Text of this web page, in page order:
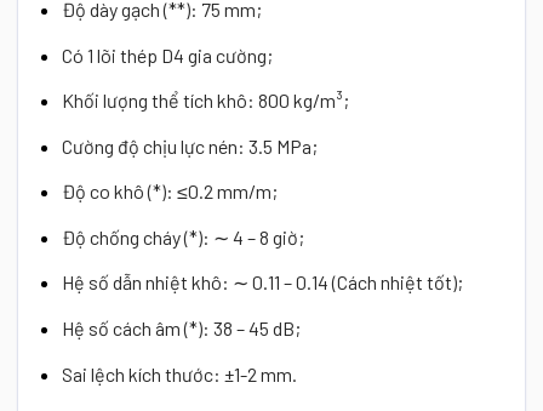
Độ dày gạch (**): 75 mm;
Có 1 lõi thép D4 gia cường;
Khối lượng thể tích khô: 800 kg/m³;
Cường độ chịu lực nén: 3.5 MPa;
Độ co khô (*): ≤0.2 mm/m;
Độ chống cháy (*): ∼ 4 – 8 giờ;
Hệ số dẫn nhiệt khô: ∼ 0.11 – 0.14 (Cách nhiệt tốt);
Hệ số cách âm (*): 38 – 45 dB;
Sai lệch kích thước: ±1-2 mm.